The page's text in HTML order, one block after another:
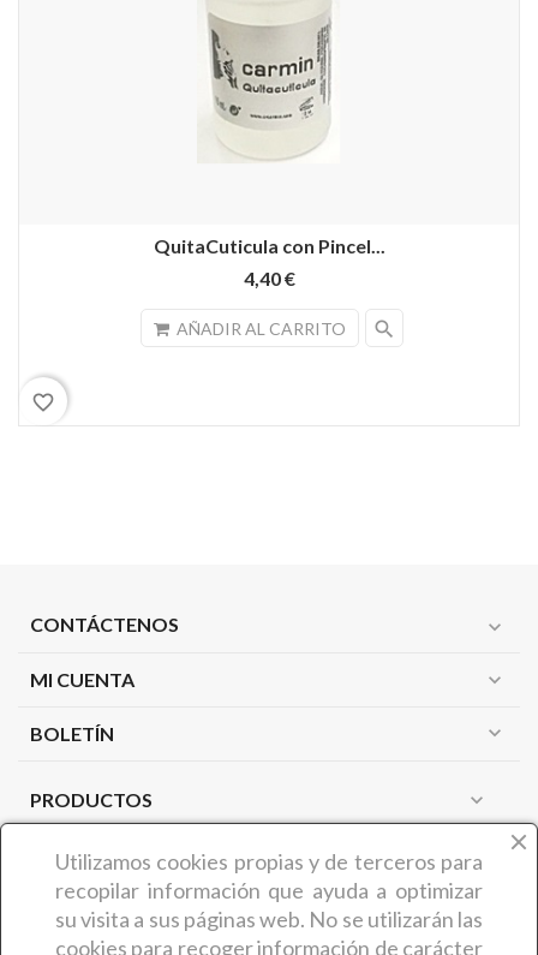
QuitaCuticula con Pincel...
4,40 €
AÑADIR AL CARRITO search
favorite_border
CONTÁCTENOS expand_more
MI CUENTA expand_more
BOLETÍN expand_more
PRODUCTOS expand_more
NUESTRA EMPRESA expand_more
¿QUIÉNES SOMOS?
Utilizamos cookies propias y de terceros para
recopilar información que ayuda a optimizar
su visita a sus páginas web. No se utilizarán las
cookies para recoger información de carácter